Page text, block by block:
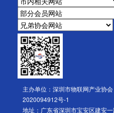
主办单位：深圳市物联网产业协
2020094912号-1
地址：广东省深圳市宝安区建安